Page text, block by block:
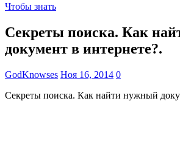
Чтобы знать
Секреты поиска. Как
документ в интернете?.
GodKnowses Ноя 16, 2014 0
Секреты поиска. Как найти нужный